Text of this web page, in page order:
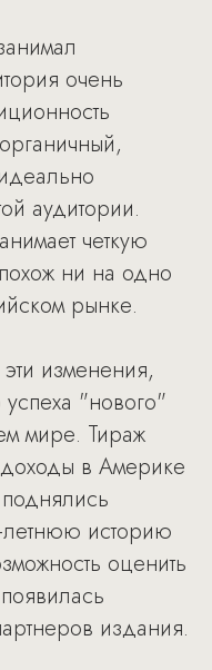
очень
аудитории.
четкую
ни на одно
рынке.
изменения,
"нового"
мире. Тираж
в Америке
историю
оценить
издания.